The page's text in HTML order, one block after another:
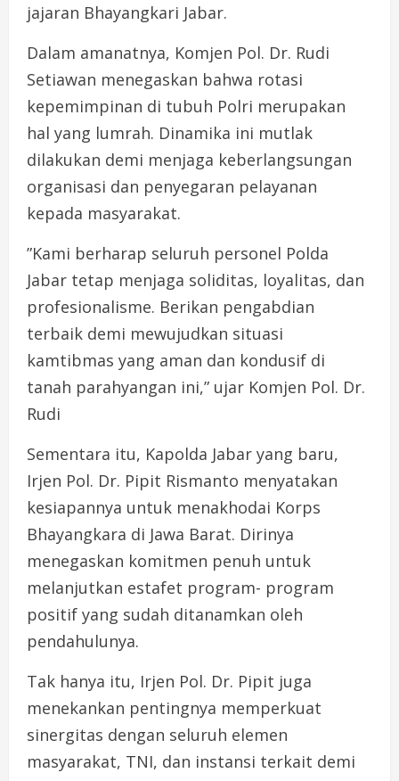
jajaran Bhayangkari Jabar.
​Dalam amanatnya, Komjen Pol. Dr. Rudi
Setiawan menegaskan bahwa rotasi
kepemimpinan di tubuh Polri merupakan
hal yang lumrah. Dinamika ini mutlak
dilakukan demi menjaga keberlangsungan
organisasi dan penyegaran pelayanan
kepada masyarakat.
​”Kami berharap seluruh personel Polda
Jabar tetap menjaga soliditas, loyalitas, dan
profesionalisme. Berikan pengabdian
terbaik demi mewujudkan situasi
kamtibmas yang aman dan kondusif di
tanah parahyangan ini,” ujar Komjen Pol. Dr.
Rudi
​Sementara itu, Kapolda Jabar yang baru,
Irjen Pol. Dr. Pipit Rismanto menyatakan
kesiapannya untuk menakhodai Korps
Bhayangkara di Jawa Barat. Dirinya
menegaskan komitmen penuh untuk
melanjutkan estafet program- program
positif yang sudah ditanamkan oleh
pendahulunya.
​Tak hanya itu, Irjen Pol. Dr. Pipit juga
menekankan pentingnya memperkuat
sinergitas dengan seluruh elemen
masyarakat, TNI, dan instansi terkait demi